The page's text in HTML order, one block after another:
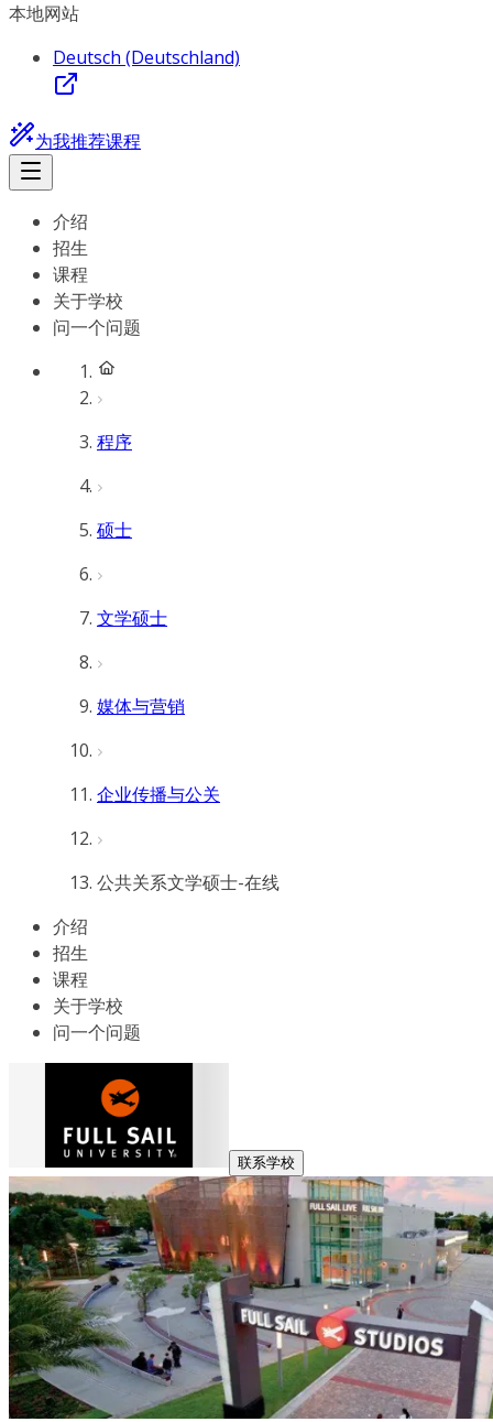
本地网站
Deutsch (Deutschland)
为我推荐课程
介绍
招生
课程
关于学校
问一个问题
程序
硕士
文学硕士
媒体与营销
企业传播与公关
公共关系文学硕士-在线
介绍
招生
课程
关于学校
问一个问题
联系学校